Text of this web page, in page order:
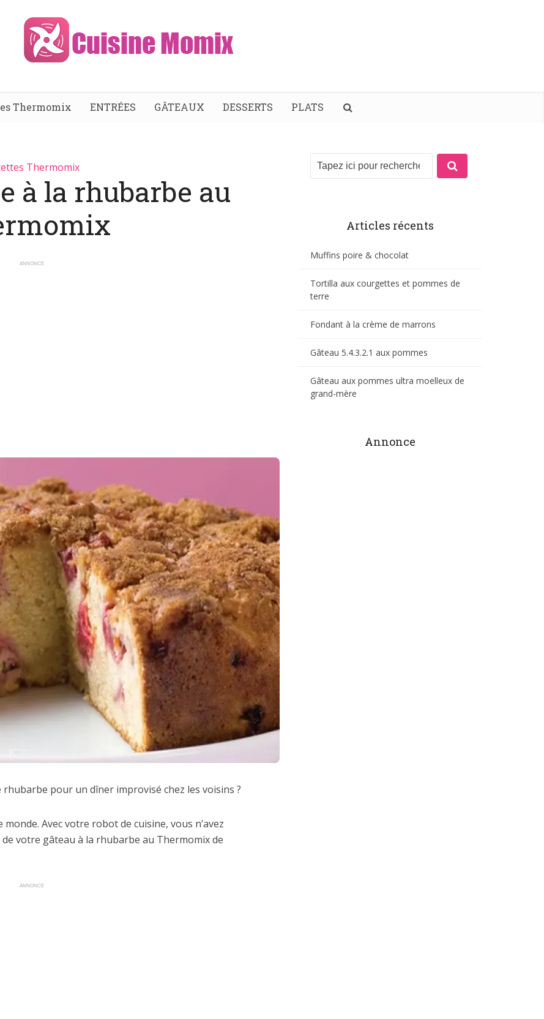
Thermomix ENTRÉES GÂTEAUX DESSERTS PLATS
Thermomix
à la rhubarbe au
ANNONCE
rhubarbe pour un dîner improvisé chez les voisins ?
Avec votre robot de cuisine, vous n’avez
votre gâteau à la rhubarbe au Thermomix de
ANNONCE
Articles récents
Muffins poire & chocolat
Tortilla aux courgettes et pommes de
terre
Fondant à la crème de marrons
Gâteau 5.4.3.2.1 aux pommes
Gâteau aux pommes ultra moelleux de
grand-mère
Annonce